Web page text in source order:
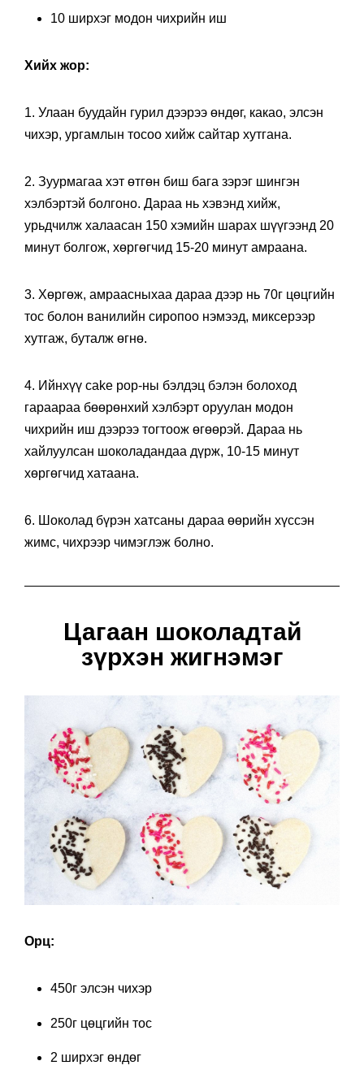
10 ширхэг модон чихрийн иш
Хийх жор:
1. Улаан буудайн гурил дээрээ өндөг, какао, элсэн
чихэр, ургамлын тосоо хийж сайтар хутгана.
2. Зуурмагаа хэт өтгөн биш бага зэрэг шингэн
хэлбэртэй болгоно. Дараа нь хэвэнд хийж,
урьдчилж халаасан 150 хэмийн шарах шүүгээнд 20
минут болгож, хөргөгчид 15-20 минут амраана.
3. Хөргөж, амраасныхаа дараа дээр нь 70г цөцгийн
тос болон ванилийн сиропоо нэмээд, миксерээр
хутгаж, буталж өгнө.
4. Ийнхүү cake pop-ны бэлдэц бэлэн болоход
гараараа бөөрөнхий хэлбэрт оруулан модон
чихрийн иш дээрээ тогтоож өгөөрэй. Дараа нь
хайлуулсан шоколадандаа дүрж, 10-15 минут
хөргөгчид хатаана.
6. Шоколад бүрэн хатсаны дараа өөрийн хүссэн
жимс, чихрээр чимэглэж болно.
Цагаан шоколадтай
зүрхэн жигнэмэг
Орц:
450г элсэн чихэр
250г цөцгийн тос
2 ширхэг өндөг